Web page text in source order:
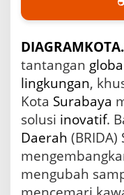
tantangan
lingkungan,
Kota Surabaya
solusi inovatif.
Daerah (BRIDA)
mengubah